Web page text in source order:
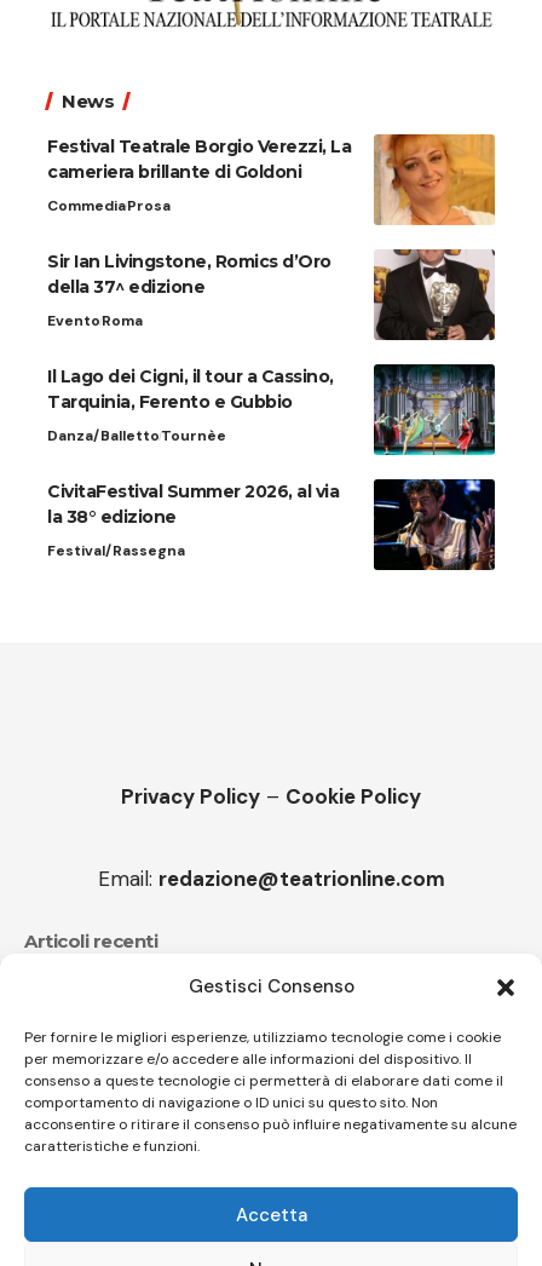
Gestisci Consenso
Per fornire le migliori esperienze, utilizziamo tecnologie come i cookie
per memorizzare e/o accedere alle informazioni del dispositivo. Il
consenso a queste tecnologie ci permetterà di elaborare dati come il
comportamento di navigazione o ID unici su questo sito. Non
acconsentire o ritirare il consenso può influire negativamente su alcune
caratteristiche e funzioni.
Accetta
News
Festival Teatrale Borgio Verezzi, La
cameriera brillante di Goldoni
CommediaProsa
Sir Ian Livingstone, Romics d’Oro
della 37^ edizione
EventoRoma
Il Lago dei Cigni, il tour a Cassino,
Tarquinia, Ferento e Gubbio
Danza/BallettoTournèe
CivitaFestival Summer 2026, al via
la 38° edizione
Festival/Rassegna
Privacy Policy – Cookie Policy
Email: redazione@teatrionline.com
Articoli recenti
Festival Teatrale Borgio Verezzi, La cameriera brillante
Sir Ian Livingstone, Romics d’Oro della 37^ edizione